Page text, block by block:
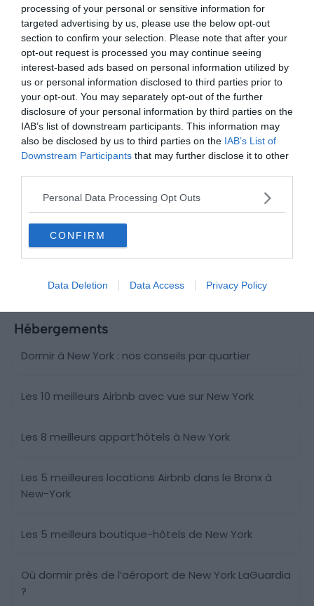
processing of your personal or sensitive information for
targeted advertising by us, please use the below opt-out
section to confirm your selection. Please note that after your
opt-out request is processed you may continue seeing
interest-based ads based on personal information utilized by
us or personal information disclosed to third parties prior to
your opt-out. You may separately opt-out of the further
disclosure of your personal information by third parties on the
IAB’s list of downstream participants. This information may
also be disclosed by us to third parties on the IAB’s List of
Downstream Participants that may further disclose it to other
Personal Data Processing Opt Outs
CONFIRM
Data Deletion Data Access Privacy Policy
Le 26 novembre 2025
Par Thibault Evesque
proximité
Philadelphie
Washington
Hébergements
Dormir à New York : nos conseils par quartier
Les 10 meilleurs Airbnb avec vue sur New York
Les 8 meilleurs appart’hôtels à New York
Les 5 meilleures locations Airbnb dans le Bronx à
New-York
Les 5 meilleurs boutique-hôtels de New York
Où dormir près de l’aéroport de New York LaGuardia
?